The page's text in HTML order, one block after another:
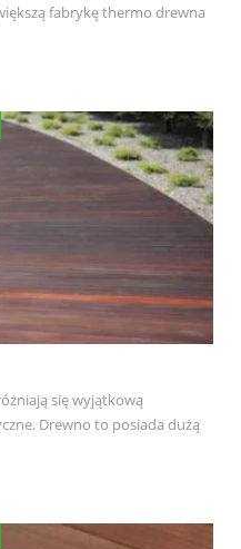
fabrykę thermo drewna
się wyjątkową
Drewno to posiada dużą